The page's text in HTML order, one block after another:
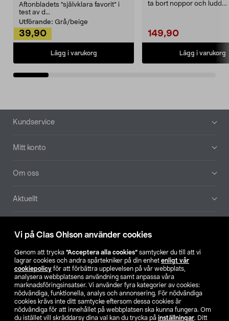
Vi på Clas Ohlson använder cookies
Genom att trycka ”Acceptera alla cookies” samtycker du till att vi
lagrar cookies och andra spårtekniker på din enhet enligt vår
cookiepolicy för att förbättra upplevelsen på vår webbplats,
analysera webbplatsens användning samt anpassa våra
marknadsföringsinsatser. Vi använder fyra kategorier av cookies:
nödvändiga, funktionella, analys och annonsering. För nödvändiga
cookies krävs inte ditt samtycke eftersom dessa cookies är
nödvändiga för att innehållet på webbplatsen ska kunna fungera. Om
du istället vill skräddarsy dina val kan du trycka på inställningar. Ditt
Aftonbladets "självklara favorit” i
test av d...
Utförande: Grå/beige
39,90
Lägg i varukorg
ta bort noppor och ludd.
149,90
Lägg i varukorg
Sidfot
Kundservice
Mitt konto
Om oss
Aktuellt
Hitta butik
SE NO FI